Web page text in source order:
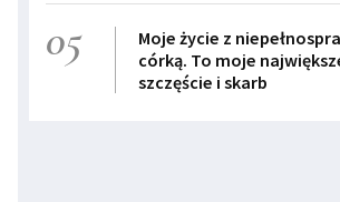
05
Moje życie z
córką. To moje
szczęście i skarb